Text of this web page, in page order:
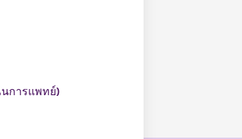
นการแพทย์)